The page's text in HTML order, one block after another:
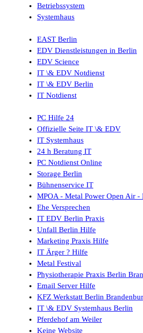
Betriebssystem
Systemhaus
EAST Berlin
EDV Dienstleistungen in Berlin
EDV Science
IT \& EDV Notdienst
IT \& EDV Berlin
IT Notdienst
PC Hilfe 24
Offizielle Seite IT \& EDV
IT Systemhaus
24 h Beratung IT
PC Notdienst Online
Storage Berlin
Bühnenservice IT
MPOA - Metal Power Open Air -
Ehe Versprechen
IT EDV Berlin Praxis
Unfall Berlin Hilfe
Marketing Praxis Hilfe
IT Ärger ? Hilfe
Metal Festival
Physiotherapie Praxis Berlin
Email Server Hilfe
KFZ Werkstatt Berlin
IT \& EDV Systemhaus Berlin
Pferdehof am Weiler
Keine Website